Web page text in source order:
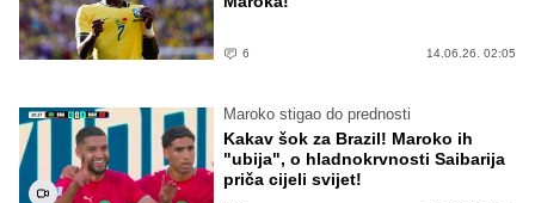
6 14.06.26. 02:05
Maroko stigao do prednosti
Kakav šok za Brazil! Maroko ih
"ubija", o hladnokrvnosti Saibarija
priča cijeli svijet!